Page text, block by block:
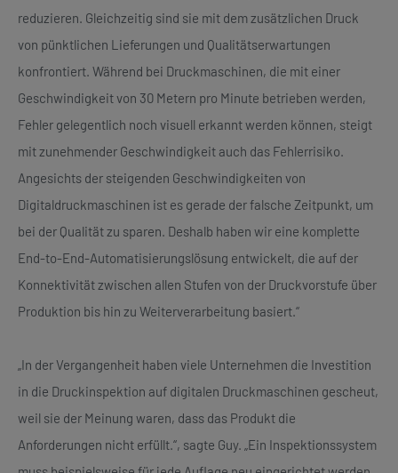
reduzieren. Gleichzeitig sind sie mit dem zusätzlichen Druck
von pünktlichen Lieferungen und Qualitätserwartungen
konfrontiert. Während bei Druckmaschinen, die mit einer
Geschwindigkeit von 30 Metern pro Minute betrieben werden,
Fehler gelegentlich noch visuell erkannt werden können, steigt
mit zunehmender Geschwindigkeit auch das Fehlerrisiko.
Angesichts der steigenden Geschwindigkeiten von
Digitaldruckmaschinen ist es gerade der falsche Zeitpunkt, um
bei der Qualität zu sparen. Deshalb haben wir eine komplette
End-to-End-Automatisierungslösung entwickelt, die auf der
Konnektivität zwischen allen Stufen von der Druckvorstufe über
Produktion bis hin zu Weiterverarbeitung basiert.“
„In der Vergangenheit haben viele Unternehmen die Investition
in die Druckinspektion auf digitalen Druckmaschinen gescheut,
weil sie der Meinung waren, dass das Produkt die
Anforderungen nicht erfüllt.“, sagte Guy. „Ein Inspektionssystem